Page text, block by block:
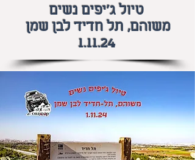
טיול ג'יפים נשים
משוהם, תל חדיד לבן שמן
1.11.24